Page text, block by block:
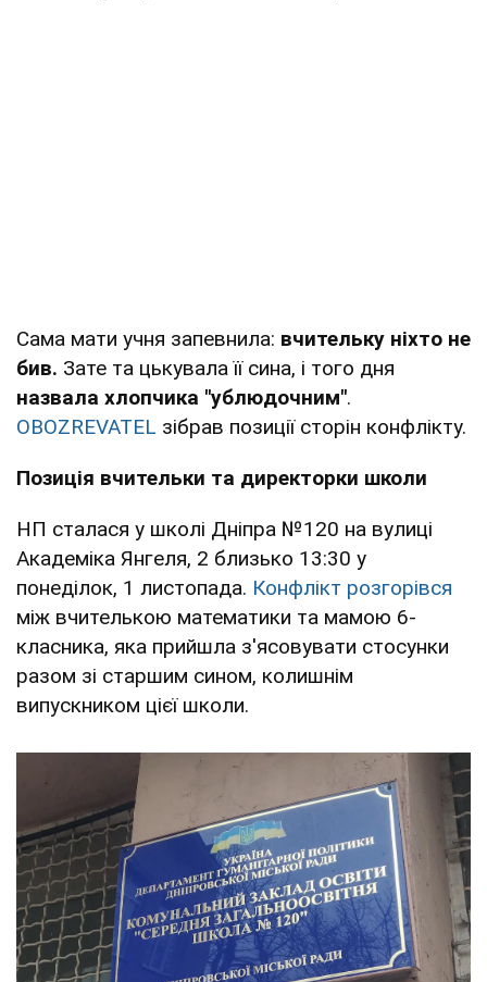
Сама мати учня запевнила: вчительку ніхто не
бив. Зате та цькувала її сина, і того дня
назвала хлопчика "ублюдочним".
OBOZREVATEL зібрав позиції сторін конфлікту.
Позиція вчительки та директорки школи
НП сталася у школі Дніпра №120 на вулиці
Академіка Янгеля, 2 близько 13:30 у
понеділок, 1 листопада. Конфлікт розгорівся
між вчителькою математики та мамою 6-
класника, яка прийшла з'ясовувати стосунки
разом зі старшим сином, колишнім
випускником цієї школи.